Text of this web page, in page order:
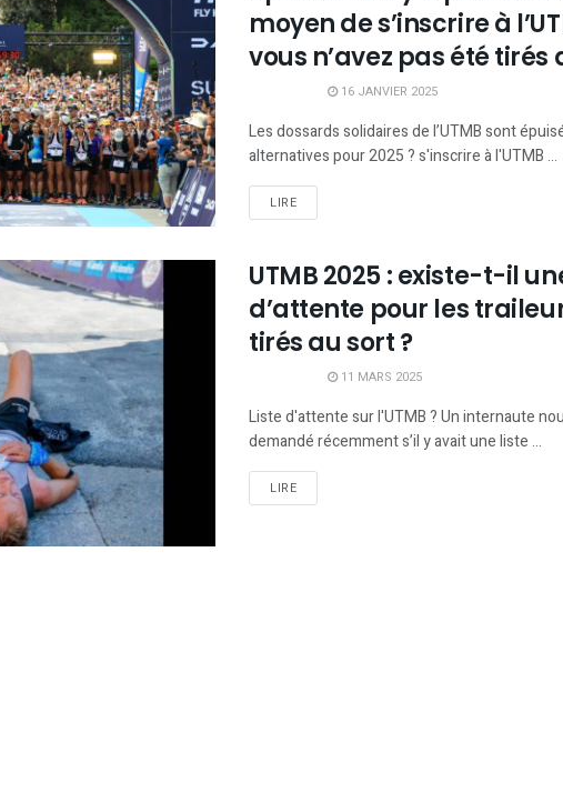
moyen de s’inscrire à
vous n’avez pas été tirés
16 JANVIER 2025
Les dossards solidaires de l’UTMB sont
alternatives pour 2025 ? s'inscrire à l'UTMB ...
LIRE
UTMB 2025 : existe-t-il
d’attente pour les
tirés au sort ?
11 MARS 2025
Liste d'attente sur l'UTMB ? Un internaute
demandé récemment s’il y avait une liste ...
LIRE